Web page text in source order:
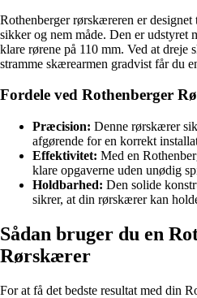
Rothenberger rørskæreren er
sikker og nem måde. Den er udstyret
klare rørene på 110 mm. Ved at dreje
stramme skærearmen gradvist får du
Fordele ved Rothenberger
Præcision: Denne rørskærer
afgørende for en korrekt
Effektivitet: Med en
klare opgaverne uden unødig
Holdbarhed: Den solide
sikrer, at din rørskærer kan
Sådan bruger du en
Rørskærer
For at få det bedste resultat med din